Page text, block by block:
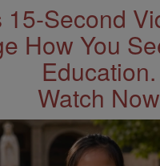
15-Second
How You
Education.
Watch Now